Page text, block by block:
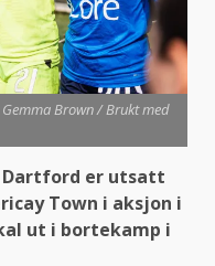
Brown / Brukt med
Dartford er utsatt
Town i aksjon i
ut i bortekamp i